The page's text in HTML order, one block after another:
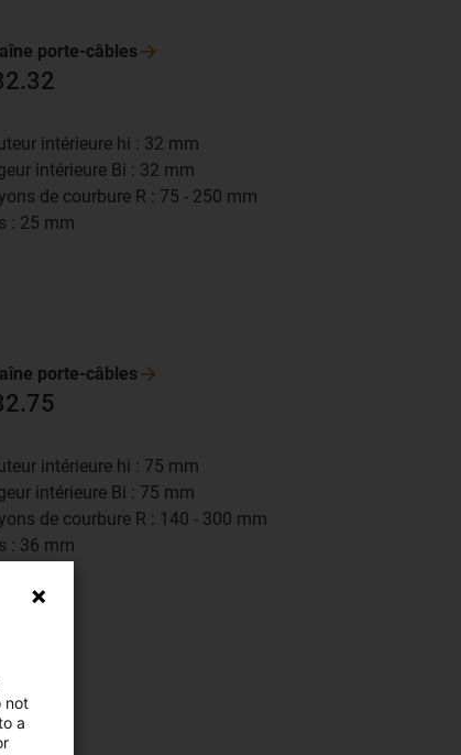
intérieure hi : 32 mm
intérieure Bi : 32 mm
de courbure R : 75 - 250 mm
: 25 mm
porte-câbles
intérieure hi : 75 mm
intérieure Bi : 75 mm
de courbure R : 140 - 300 mm
: 36 mm
porte-câbles
not
a